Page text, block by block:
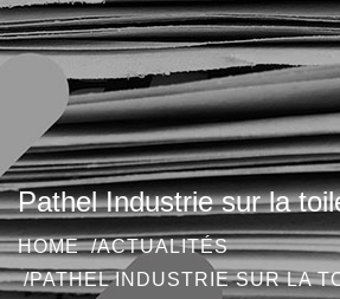
Pathel Industrie sur la
HOME
ACTUALITÉS
PATHEL INDUSTRIE SUR LA